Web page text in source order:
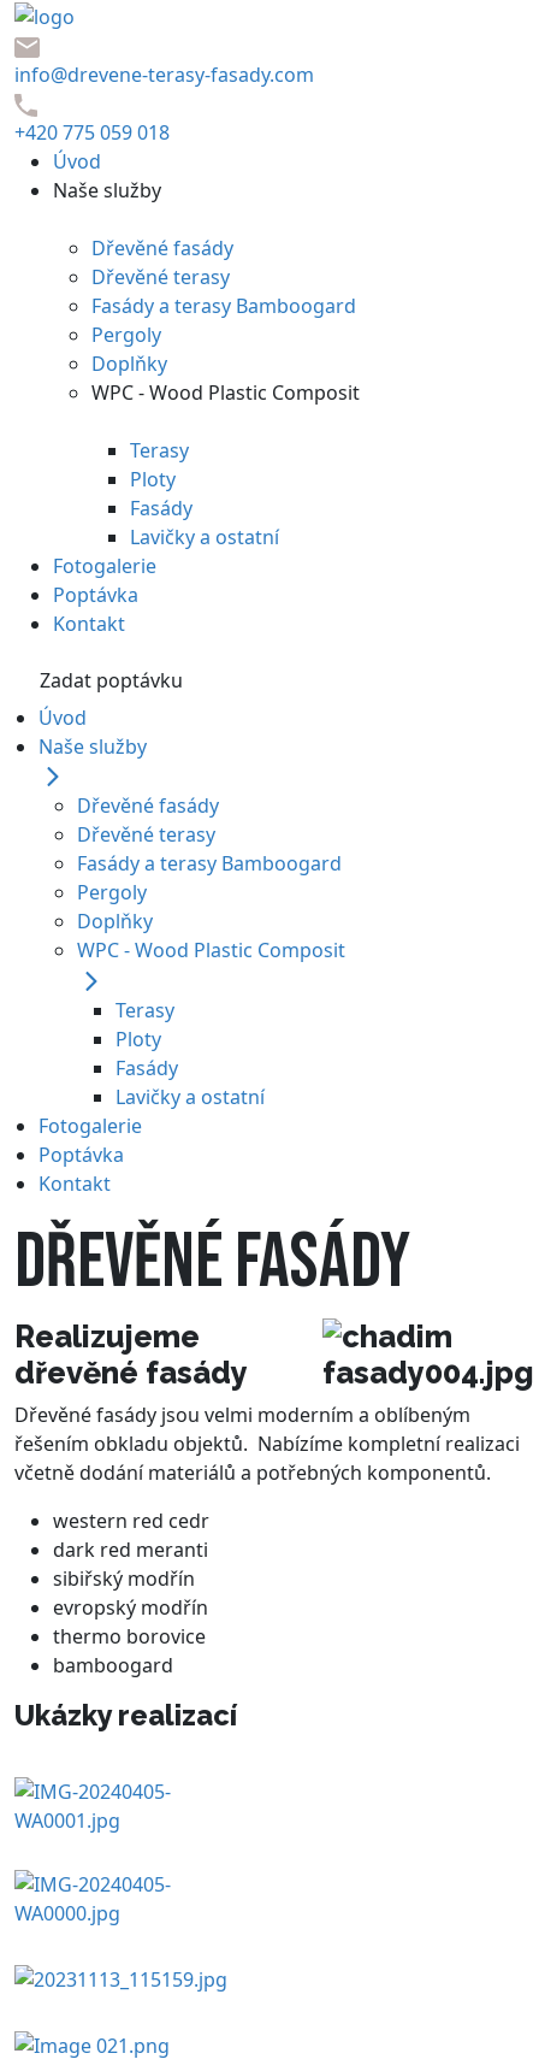
info@drevene-terasy-fasady.com
+420 775 059 018
Úvod
Naše služby
Dřevěné fasády
Dřevěné terasy
Fasády a terasy Bamboogard
Pergoly
Doplňky
WPC - Wood Plastic Composit
Terasy
Ploty
Fasády
Lavičky a ostatní
Fotogalerie
Poptávka
Kontakt
Zadat poptávku
Úvod
Naše služby
Dřevěné fasády
Dřevěné terasy
Fasády a terasy Bamboogard
Pergoly
Doplňky
WPC - Wood Plastic Composit
Terasy
Ploty
Fasády
Lavičky a ostatní
Fotogalerie
Poptávka
Kontakt
DŘEVĚNÉ FASÁDY
Realizujeme
dřevěné fasády
Dřevěné fasády jsou velmi moderním a oblíbeným
řešením obkladu objektů. Nabízíme kompletní realizaci
včetně dodání materiálů a potřebných komponentů.
western red cedr
dark red meranti
sibiřský modřín
evropský modřín
thermo borovice
bamboogard
Ukázky realizací